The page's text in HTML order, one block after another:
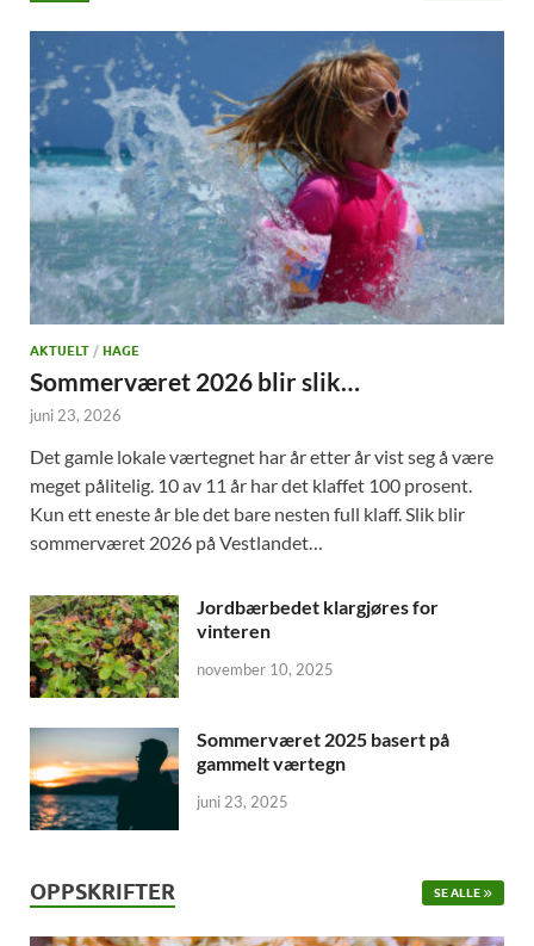
AKTUELT / HAGE
Sommerværet 2026 blir slik…
juni 23, 2026
Det gamle lokale værtegnet har år etter år vist seg å være
meget pålitelig. 10 av 11 år har det klaffet 100 prosent.
Kun ett eneste år ble det bare nesten full klaff. Slik blir
sommerværet 2026 på Vestlandet…
Jordbærbedet klargjøres for
vinteren
november 10, 2025
Sommerværet 2025 basert på
gammelt værtegn
juni 23, 2025
OPPSKRIFTER SE ALLE